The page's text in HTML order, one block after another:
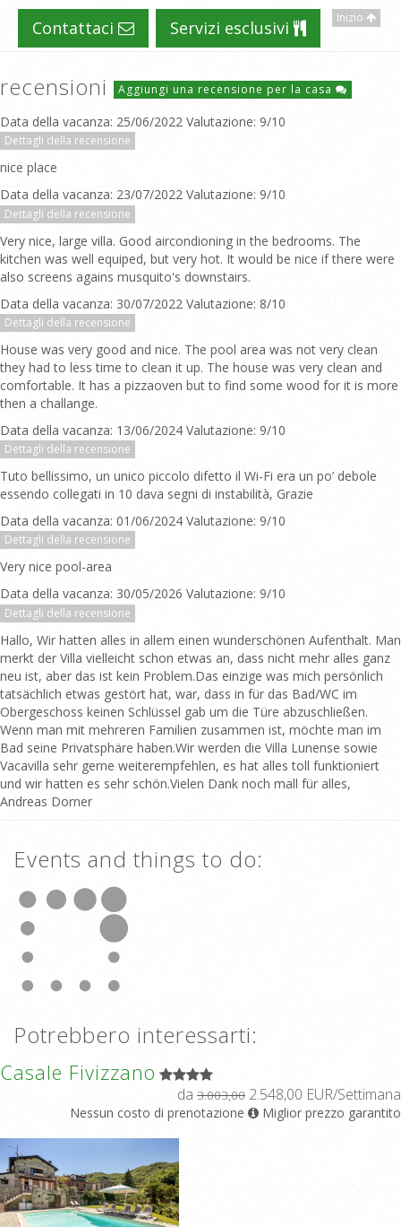
Inizio
Contattaci Servizi esclusivi
recensioni Aggiungi una recensione per la casa
Data della vacanza: 25/06/2022 Valutazione: 9/10
Dettagli della recensione
nice place
Data della vacanza: 23/07/2022 Valutazione: 9/10
Dettagli della recensione
Very nice, large villa. Good aircondioning in the bedrooms. The
kitchen was well equiped, but very hot. It would be nice if there were
also screens agains musquito's downstairs.
Data della vacanza: 30/07/2022 Valutazione: 8/10
Dettagli della recensione
House was very good and nice. The pool area was not very clean
they had to less time to clean it up. The house was very clean and
comfortable. It has a pizzaoven but to find some wood for it is more
then a challange.
Data della vacanza: 13/06/2024 Valutazione: 9/10
Dettagli della recensione
Tuto bellissimo, un unico piccolo difetto il Wi-Fi era un po’ debole
essendo collegati in 10 dava segni di instabilità, Grazie
Data della vacanza: 01/06/2024 Valutazione: 9/10
Dettagli della recensione
Very nice pool-area
Data della vacanza: 30/05/2026 Valutazione: 9/10
Dettagli della recensione
Hallo, Wir hatten alles in allem einen wunderschönen Aufenthalt. Man
merkt der Villa vielleicht schon etwas an, dass nicht mehr alles ganz
neu ist, aber das ist kein Problem.Das einzige was mich persönlich
tatsächlich etwas gestört hat, war, dass in für das Bad/WC im
Obergeschoss keinen Schlüssel gab um die Türe abzuschließen.
Wenn man mit mehreren Familien zusammen ist, möchte man im
Bad seine Privatsphäre haben.Wir werden die Villa Lunense sowie
Vacavilla sehr gerne weiterempfehlen, es hat alles toll funktioniert
und wir hatten es sehr schön.Vielen Dank noch mall für alles,
Andreas Dorner
Events and things to do:
Potrebbero interessarti:
Casale Fivizzano
da 3.003,00 2.548,00 EUR/Settimana
Nessun costo di prenotazione Miglior prezzo garantito